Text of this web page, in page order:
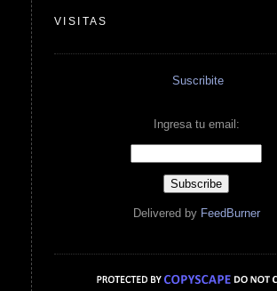
VISITAS
Suscribite
Ingresa tu email:
Delivered by FeedBurner